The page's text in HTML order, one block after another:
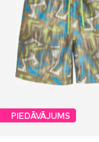
PIEDĀVĀJUMS